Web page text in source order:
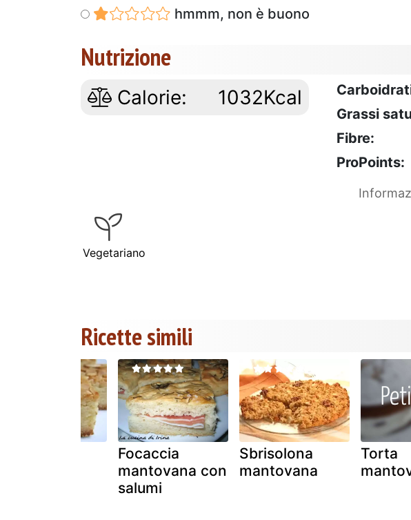
hmmm, non è buono
Nutrizione
Calorie: 1032Kcal
Grassi
Fibre:
ProPoints:
Vegetariano
Ricette simili
Focaccia
mantovana con
salumi
Sbrisolona
mantovana
Torta